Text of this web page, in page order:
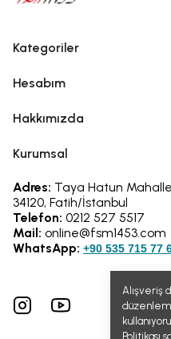
Alışveriş
Politikası
Kategoriler
Hesabım
Hakkımızda
Kurumsal
Adres: Taya Hatun
34120, Fatih/İstanbul
Telefon: 0212 527 5517
Mail: online@fsm1453.com
WhatsApp: +90 535 715 77